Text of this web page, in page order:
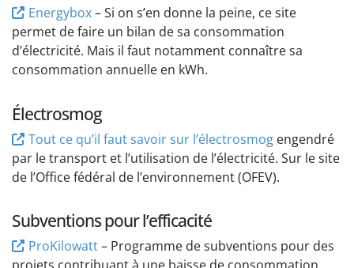
Energybox– Si on s’en donne la peine, ce site
permet de faire un bilan de sa consommation
d’électricité. Mais il faut notamment connaître sa
consommation annuelle en kWh.
Électrosmog
Tout ce qu’il faut savoir sur l’électrosmogengendré
par le transport et l’utilisation de l’électricité. Sur le site
de l’Office fédéral de l’environnement (OFEV).
Subventions pour l’efficacité
ProKilowatt– Programme de subventions pour des